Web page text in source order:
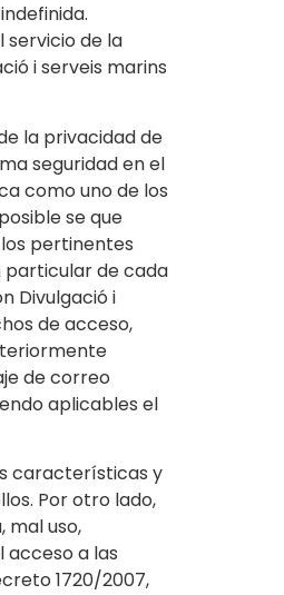
servicio de la
i serveis marins
la privacidad de
seguridad en el
como uno de los
se que
pertinentes
particular de cada
Divulgació i
de acceso,
de correo
aplicables el
características y
Por otro lado,
mal uso,
acceso a las
1720/2007,